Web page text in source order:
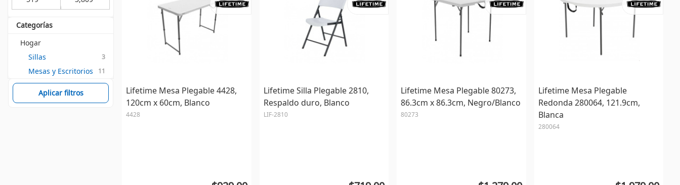
Categorías
Hogar
Sillas
3
Mesas y Escritorios 11
Aplicar filtros
Lifetime Mesa Plegable 4428,
120cm x 60cm, Blanco
4428
Lifetime Silla Plegable 2810,
Respaldo duro, Blanco
LIF-2810
Lifetime Mesa Plegable 80273,
86.3cm x 86.3cm, Negro/Blanco
80273
Lifetime Mesa Plegable
Redonda 280064, 121.9cm,
Blanca
280064